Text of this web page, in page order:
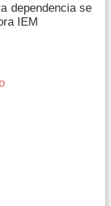
dependencia se
IEM